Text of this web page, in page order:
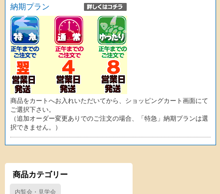
納期プラン
商品をカートへお入れいただいてから、ショッピングカート画面にて
ご選択下さい。
（追加オーダー変更ありでのご注文の場合、「特急」納期プランは選
択できません。）
商品カテゴリー
内覧会・見学会